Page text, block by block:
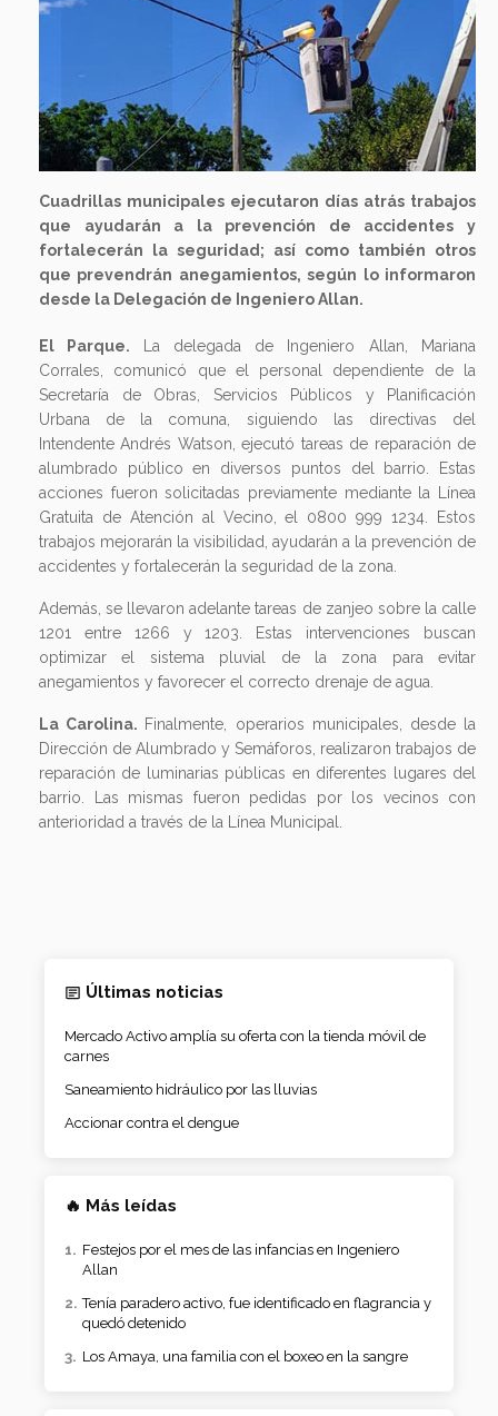
Cuadrillas municipales ejecutaron días atrás trabajos
que ayudarán a la prevención de accidentes y
fortalecerán la seguridad; así como también otros
que prevendrán anegamientos, según lo informaron
desde la Delegación de Ingeniero Allan.
El Parque.
La delegada de Ingeniero Allan, Mariana
Corrales, comunicó que el personal dependiente de la
Secretaría de Obras, Servicios Públicos y Planificación
Urbana de la comuna, siguiendo las directivas del
Intendente Andrés Watson, ejecutó tareas de reparación de
alumbrado público en diversos puntos del barrio. Estas
acciones fueron solicitadas previamente mediante la Línea
Gratuita de Atención al Vecino, el 0800 999 1234. Estos
trabajos mejorarán la visibilidad, ayudarán a la prevención de
accidentes y fortalecerán la seguridad de la zona.
Además, se llevaron adelante tareas de zanjeo sobre la calle
1201 entre 1266 y 1203. Estas intervenciones buscan
optimizar el sistema pluvial de la zona para evitar
anegamientos y favorecer el correcto drenaje de agua.
La Carolina. Finalmente, operarios municipales, desde la
Dirección de Alumbrado y Semáforos, realizaron trabajos de
reparación de luminarias públicas en diferentes lugares del
barrio. Las mismas fueron pedidas por los vecinos con
anterioridad a través de la Línea Municipal.
Últimas noticias
Mercado Activo amplía su oferta con la tienda móvil de
carnes
Saneamiento hidráulico por las lluvias
Accionar contra el dengue
🔥 Más leídas
Festejos por el mes de las infancias en Ingeniero
Allan
Tenía paradero activo, fue identificado en flagrancia y
quedó detenido
Los Amaya, una familia con el boxeo en la sangre